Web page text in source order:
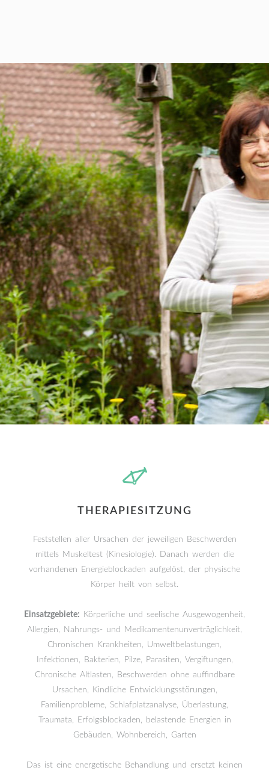
THERAPIESITZUNG
Feststellen aller Ursachen der jeweiligen Beschwerden
mittels Muskeltest (Kinesiologie). Danach werden die
vorhandenen Energieblockaden aufgelöst, der physische
Körper heilt von selbst.
Einsatzgebiete: Körperliche und seelische Ausgewogenheit,
Allergien, Nahrungs- und Medikamentenunverträglichkeit,
Chronischen Krankheiten, Umweltbelastungen,
Infektionen, Bakterien, Pilze, Parasiten, Vergiftungen,
Chronische Altlasten, Beschwerden ohne auffindbare
Ursachen, Kindliche Entwicklungsstörungen,
Familienprobleme, Schlafplatzanalyse, Überlastung,
Traumata, Erfolgsblockaden, belastende Energien in
Gebäuden, Wohnbereich, Garten
Das ist eine energetische Behandlung und ersetzt keinen